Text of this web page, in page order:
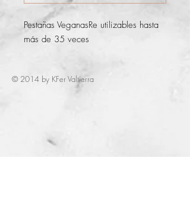
Pestañas VeganasRe utilizables hasta
más de 35 veces
© 2014 by KFer Valtierra